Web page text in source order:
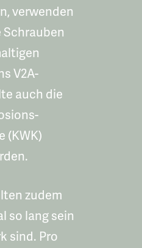
verwenden
V2A-
auch die
(KWK)
zudem
so lang sein
sind. Pro